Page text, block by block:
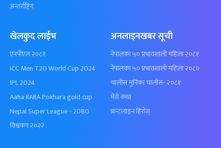
अन्तर्राष्ट्रिय
खेलकुद लाईभ
एनपीएल २०८१
ICC Men T20 World Cup 2024
IPL 2024
Aaha RARA Pokhara gold cup
Nepal Super League - 2080
विश्वकप २०२२
अनलाइनखबर सूची
नेपालका ५० प्रभावशाली महिला २०८१
नेपालका ५० प्रभावशाली महिला २०८०
चालीस मुनिका चालीस- २०८१
मेरो कथा
फ्रन्टलाइन हिरोज्